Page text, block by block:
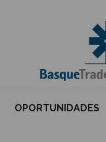
OPORTUNIDADES